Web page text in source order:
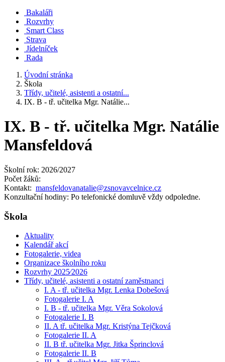
Bakaláři
Rozvrhy
Smart Class
Strava
Jídelníček
Rada
Úvodní stránka
Škola
Třídy, učitelé, asistenti a ostatní...
IX. B - tř. učitelka Mgr. Natálie...
IX. B - tř. učitelka Mgr. Natálie
Mansfeldová
Školní rok: 2026/2027
Počet žáků:
Kontakt: mansfeldovanatalie@zsnovavcelnice.cz
Konzultační hodiny: Po telefonické domluvě vždy odpoledne.
Škola
Aktuality
Kalendář akcí
Fotogalerie, videa
Organizace školního roku
Rozvrhy 2025⁄2026
Třídy, učitelé, asistenti a ostatní zaměstnanci
I. A - tř. učitelka Mgr. Lenka Dobešová
Fotogalerie I. A
I. B - tř. učitelka Mgr. Věra Sokolová
Fotogalerie I. B
II. A tř. učitelka Mgr. Kristýna Tejčková
Fotogalerie II. A
II. B tř. učitelka Mgr. Jitka Šprinclová
Fotogalerie II. B